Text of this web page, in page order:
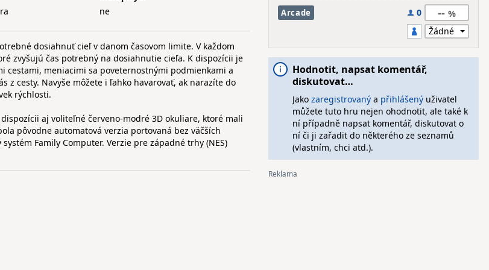
ne
dosiahnuť cieľ v danom časovom limite. V každom
zvyšujú čas potrebný na dosiahnutie cieľa. K dispozícii je
cestami, meniacimi sa poveternostnými podmienkami a
cesty. Navyše môžete i ľahko havarovať, ak narazíte do
rýchlosti.
aj voliteľné červeno-modré 3D okuliare, ktoré mali
pôvodne automatová verzia portovaná bez väčších
Family Computer. Verzie pre západné trhy (NES)
Arcade 0 --
Hodnotit, napsat komentář,
diskutovat…
Jako zaregistrovanýa přihlášenýuživatel
můžete tuto hru nejen ohodnotit, ale také k
ní případně napsat komentář, diskutovat o
ní či ji zařadit do některého ze seznamů
(vlastním, chci atd.).